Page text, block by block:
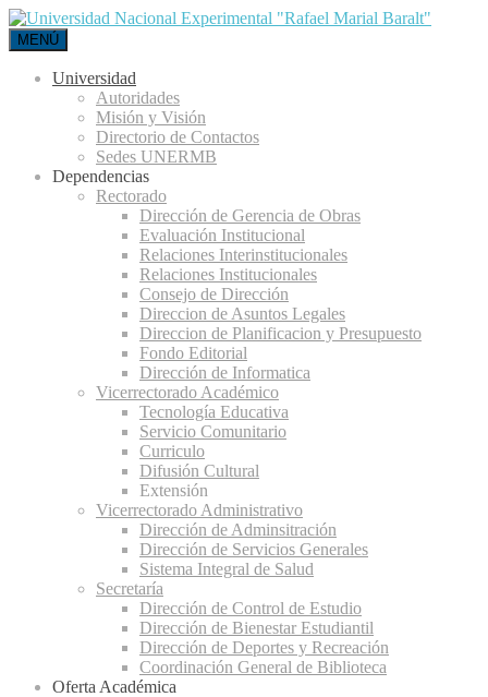
MENÚ
Universidad
Autoridades
Misión y Visión
Directorio de Contactos
Sedes UNERMB
Dependencias
Rectorado
Dirección de Gerencia de Obras
Evaluación Institucional
Relaciones Interinstitucionales
Relaciones Institucionales
Consejo de Dirección
Direccion de Asuntos Legales
Direccion de Planificacion y Presupuesto
Fondo Editorial
Dirección de Informatica
Vicerrectorado Académico
Tecnología Educativa
Servicio Comunitario
Curriculo
Difusión Cultural
Extensión
Vicerrectorado Administrativo
Dirección de Adminsitración
Dirección de Servicios Generales
Sistema Integral de Salud
Secretaría
Dirección de Control de Estudio
Dirección de Bienestar Estudiantil
Dirección de Deportes y Recreación
Coordinación General de Biblioteca
Oferta Académica